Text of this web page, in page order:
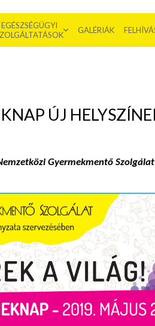
EGÉSZSÉGÜGYI
GALÉRIÁK
ÚJ
Gyermekmentő Szolgálat